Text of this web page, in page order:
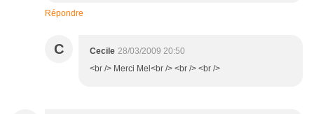
Répondre
C Cecile 28/03/2009 20:50
<br /> Merci Mel<br /> <br /> <br />